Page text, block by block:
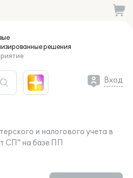
решения
Вход
и налогового учета в
СП" на базе ПП